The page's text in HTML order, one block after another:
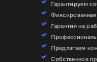
Гарантируем
Гарантия на
Предлагаем
Собственное